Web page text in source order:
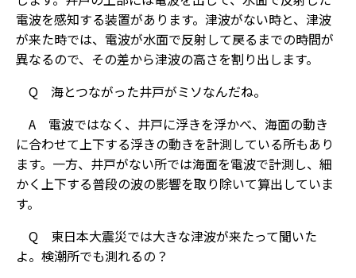
電波を感知する装置があります。津波がない時と、津波
が来た時では、電波が水面で反射して戻るまでの時間が
異なるので、その差から津波の高さを割り出します。
Q 海とつながった井戸がミソなんだね。
A 電波ではなく、井戸に浮きを浮かべ、海面の動き
に合わせて上下する浮きの動きを計測している所もあり
ます。一方、井戸がない所では海面を電波で計測し、細
かく上下する普段の波の影響を取り除いて算出していま
す。
Q 東日本大震災では大きな津波が来たって聞いた
よ。検潮所でも測れるの？